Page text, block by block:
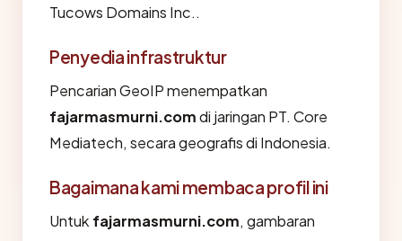
Tucows Domains Inc..
Penyedia infrastruktur
Pencarian GeoIP menempatkan
fajarmasmurni.comdi jaringan PT. Core
Mediatech, secara geografis di Indonesia.
Bagaimana kami membaca profil ini
Untuk fajarmasmurni.com, gambaran